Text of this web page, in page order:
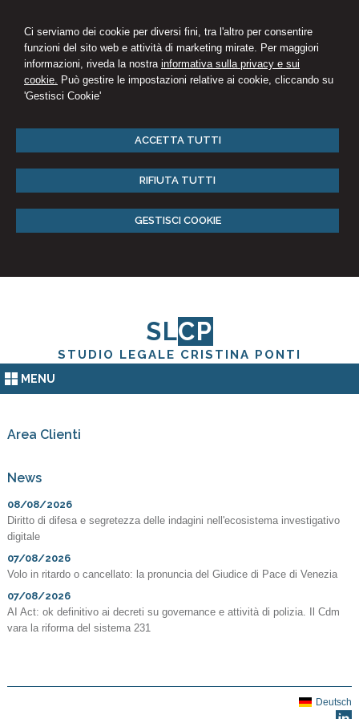
Ci serviamo dei cookie per diversi fini, tra l'altro per consentire
funzioni del sito web e attività di marketing mirate. Per maggiori
informazioni, riveda la nostra informativa sulla privacy e sui
cookie. Può gestire le impostazioni relative ai cookie, cliccando su
'Gestisci Cookie'
ACCETTA TUTTI
RIFIUTA TUTTI
GESTISCI COOKIE
SLCP
STUDIO LEGALE CRISTINA PONTI
MENU
Area Clienti
News
08/08/2026
Diritto di difesa e segretezza delle indagini nell'ecosistema investigativo
digitale
07/08/2026
Volo in ritardo o cancellato: la pronuncia del Giudice di Pace di Venezia
07/08/2026
AI Act: ok definitivo ai decreti su governance e attività di polizia. Il Cdm
vara la riforma del sistema 231
Deutsch